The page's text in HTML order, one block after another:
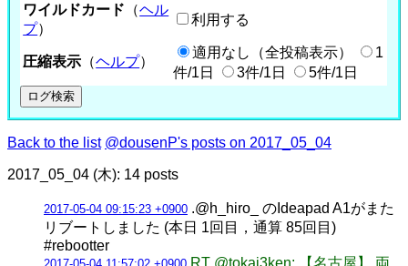
ワイルドカード （ヘル
プ）
利用する
圧縮表示 （ヘルプ）
適用なし（全投稿表示）
1
件/1日
3件/1日 5件/1日
Back to the list @dousenP's posts on 2017_05_04
2017_05_04 (木): 14 posts
2017-05-04 09:15:23 +0900 .@h_hiro_ のIdeapad A1がまた
リブートしました (本日 1回目，通算 85回目)
#rebootter
RT @tokai3ken: 【名古屋】 両